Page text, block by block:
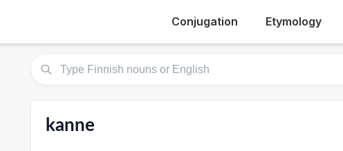
Conjugation Etymology
kanne